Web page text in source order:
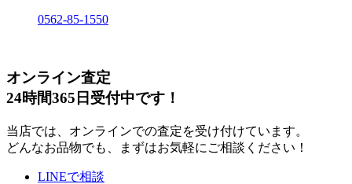
0562-85-1550
オンライン査定
24時間365日受付中です！
当店では、オンラインでの査定を受け付けています。
どんなお品物でも、まずはお気軽にご相談ください！
LINEで相談